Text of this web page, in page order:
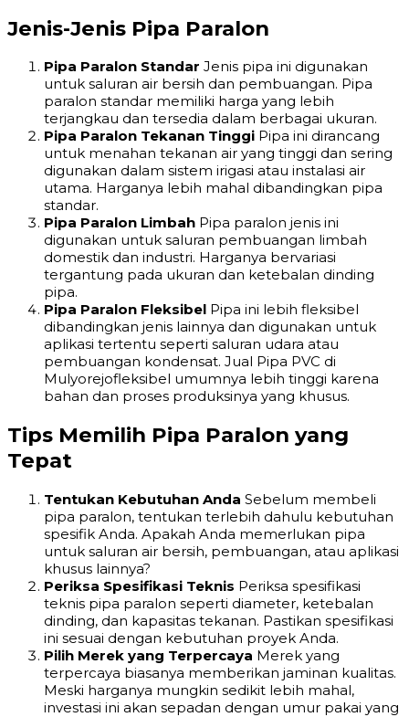
Jenis-Jenis Pipa Paralon
Pipa Paralon Standar Jenis pipa ini digunakan
untuk saluran air bersih dan pembuangan. Pipa
paralon standar memiliki harga yang lebih
terjangkau dan tersedia dalam berbagai ukuran.
Pipa Paralon Tekanan Tinggi Pipa ini dirancang
untuk menahan tekanan air yang tinggi dan sering
digunakan dalam sistem irigasi atau instalasi air
utama. Harganya lebih mahal dibandingkan pipa
standar.
Pipa Paralon Limbah Pipa paralon jenis ini
digunakan untuk saluran pembuangan limbah
domestik dan industri. Harganya bervariasi
tergantung pada ukuran dan ketebalan dinding
pipa.
Pipa Paralon Fleksibel Pipa ini lebih fleksibel
dibandingkan jenis lainnya dan digunakan untuk
aplikasi tertentu seperti saluran udara atau
pembuangan kondensat. Jual Pipa PVC di
Mulyorejofleksibel umumnya lebih tinggi karena
bahan dan proses produksinya yang khusus.
Tips Memilih Pipa Paralon yang
Tepat
Tentukan Kebutuhan Anda Sebelum membeli
pipa paralon, tentukan terlebih dahulu kebutuhan
spesifik Anda. Apakah Anda memerlukan pipa
untuk saluran air bersih, pembuangan, atau aplikasi
khusus lainnya?
Periksa Spesifikasi Teknis Periksa spesifikasi
teknis pipa paralon seperti diameter, ketebalan
dinding, dan kapasitas tekanan. Pastikan spesifikasi
ini sesuai dengan kebutuhan proyek Anda.
Pilih Merek yang Terpercaya Merek yang
terpercaya biasanya memberikan jaminan kualitas.
Meski harganya mungkin sedikit lebih mahal,
investasi ini akan sepadan dengan umur pakai yang